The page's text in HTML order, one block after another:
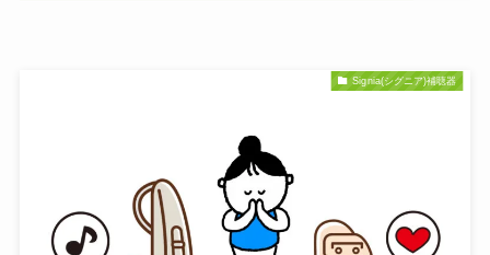
Signia(シグニア)補聴器